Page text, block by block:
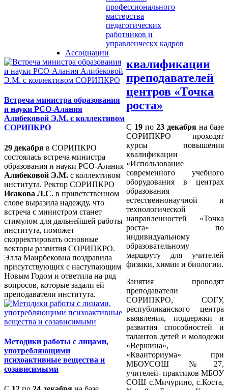
профессионального
мастерства
педагогических
работников и
управленческх кадров
Ассоциации
Встреча министра образования
и науки РСО-Алания
Алибековой Э.М. с коллективом
СОРИПКРО
29 декабря в СОРИПКРО
состоялась встреча министра
образования и науки РСО-Алания
Алибековой Э.М. с коллективом
института. Ректор СОРИПКРО
Исакова Л.С. в приветственном
слове выразила надежду, что
встреча с министром станет
стимулом для дальнейшей работы
института, поможет
скорректировать основные
векторы развития СОРИПКРО.
Элла Маирбековна поздравила
присутствующих с наступающим
Новым Годом и ответила на ряд
вопросов, которые задали ей
преподаватели института.
Методики работы с лицами,
употребляющими
психоактивные вещества и
созависимыми
квалификации
преподавателей
центров «Точка
роста»
С 19 по 23 декабря на базе
СОРИПКРО проходят
курсы повышения
квалификации
«Использование
современного учебного
оборудования в центрах
образования
естественнонаучной и
технологической
направленностей «Точка
роста» по
индивидуальному
образовательному
маршруту для учителей
физики, химии и биологии.
Занятия проводят
преподаватели
СОРИПКРО, СОГУ,
республиканского центра
выявления, поддержки и
развития способностей и
талантов детей и молодежи
«Вершина»,
«Кванториума» при
МБОУСОШ №27,
учителей- практиков МБОУ
СОШ с.Мичурино, с.Коста,